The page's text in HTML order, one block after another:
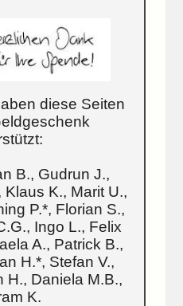
diese Seiten
B., Gudrun J.,
Klaus K., Marit U.,
P.*, Florian S.,
Ingo L., Felix
A., Patrick B.,
H.*, Stefan V.,
H., Daniela M.B.,
K.